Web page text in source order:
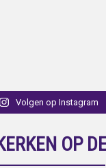
Volgen op Instagram
OP